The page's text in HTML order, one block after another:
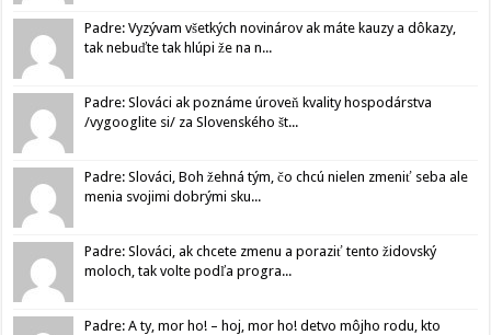
Padre: Vyzývam všetkých novinárov ak máte kauzy a dôkazy,
tak nebuďte tak hlúpi že na n...
Padre: Slováci ak poznáme úroveň kvality hospodárstva
/vygooglite si/ za Slovenského št...
Padre: Slováci, Boh žehná tým, čo chcú nielen zmeniť seba ale
menia svojimi dobrými sku...
Padre: Slováci, ak chcete zmenu a poraziť tento židovský
moloch, tak volte podľa progra...
Padre: A ty, mor ho! – hoj, mor ho! detvo môjho rodu, kto